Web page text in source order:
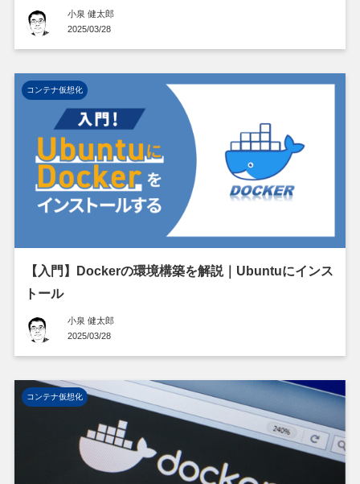
小泉 健太郎
2025/03/28
コンテナ仮想化
【入門】Dockerの環境構築を解説｜Ubuntuにインス
トール
小泉 健太郎
2025/03/28
コンテナ仮想化